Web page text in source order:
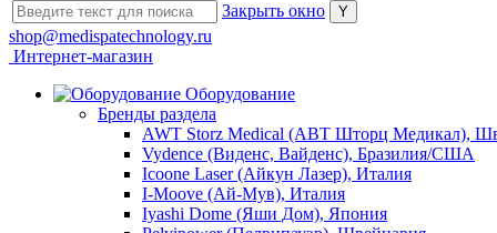
Закрыть окно
shop@medispatechnology.ru
Интернет-магазин
Оборудование
Бренды раздела
AWT Storz Medical (АВТ Шторц Медикал),
Vydence (Виденс, Вайденс), Бразилия/США
Icoone Laser (Айкун Лазер), Италия
I-Moove (Ай-Мув), Италия
Iyashi Dome (Яши Дом), Япония